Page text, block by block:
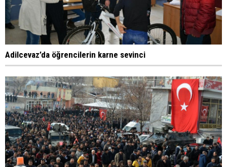
Adilcevaz’da öğrencilerin karne sevinci